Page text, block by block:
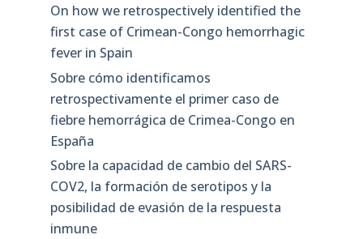
On how we retrospectively identified the
first case of Crimean-Congo hemorrhagic
fever in Spain
Sobre cómo identificamos
retrospectivamente el primer caso de
fiebre hemorrágica de Crimea-Congo en
España
Sobre la capacidad de cambio del SARS-
COV2, la formación de serotipos y la
posibilidad de evasión de la respuesta
inmune